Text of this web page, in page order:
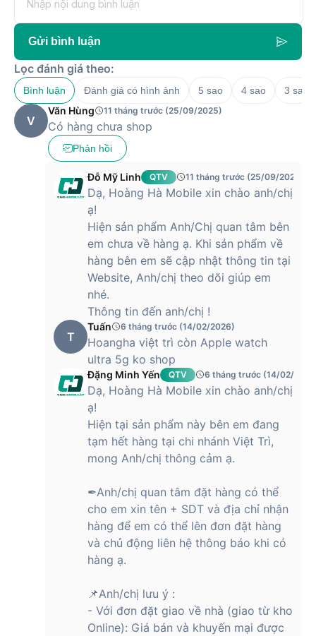
Độ bền
Chống nước ở độ sâu 100m
Chống bụi IP6X
Lặn giải trí với bình dưỡng khí ở độ
Đạt tiêu chuẩn MIL-STD-810H ở 8
Độ dài dây Vừa với cổ tay cỡ 130 - 210 mm
Màn hình
Retina Luôn Bật với OLED góc rộng
và LTPO3
Mặt kính Sapphire phẳng
Độ phân giải 422x514 pixel
Tốc độ làm mới 1Hz
Độ sáng tối đa 3000 nit
hướng chùm sóng và giảm tiếng ồn
của gió
Loa kép
Phát nhạc
Điều khiển
Nút Tác Vụ có thể tùy chỉnh
Nút sườn
Cử chỉ chạm hai lần và cử chỉ lắc cổ
tay
Siri
S10 với bộ xử lý lõi kép 64 bit
Dung lượng 64GB
Ứng dụng Oxi Trong Máu
Ứng dụng ECG
liệu hồi cứu
Ứng dụng Nhịp Tim: Thông báo nhịp
tim cao và thấp, Thông báo nhịp
không đều,...
Ứng dụng Thuốc
Ứng dụng Chú Tâm có tính năng theo
dõi trạng thái tinh thần
Ứng dụng Ngủ bao gồm các giai
đoạn ngủ: Điểm số giấc ngủ, Thông
báo ngưng thở khi ngủ,...
Gửi bình luận
Lọc đánh giá theo:
Bình luận Đánh giá có hình ảnh 5 sao 4 sao 3 sao
V
Văn Hùng 11 tháng trước (25/09/2025)
Có hàng chưa shop
Phản hồi
Đỗ Mỹ Linh QTV 11 tháng trước (25/09/2025)
Dạ, Hoàng Hà Mobile xin chào anh/chị
ạ!
Hiện sản phẩm Anh/Chị quan tâm bên
em chưa về hàng ạ. Khi sản phẩm về
hàng bên em sẽ cập nhật thông tin tại
Website, Anh/chị theo dõi giúp em
nhé.
Thông tin đến anh/chị !
T
Tuấn 6 tháng trước (14/02/2026)
Hoangha việt trì còn Apple watch
ultra 5g ko shop
Đặng Minh Yến QTV 6 tháng trước (14/02/
Dạ, Hoàng Hà Mobile xin chào anh/chị
ạ!
Hiện tại sản phẩm này bên em đang
tạm hết hàng tại chi nhánh Việt Trì,
mong Anh/chị thông cảm ạ.
✒Anh/chị quan tâm đặt hàng có thể
cho em xin tên + SDT và địa chỉ nhận
hàng để em có thể lên đơn đặt hàng
và chủ động liên hệ thông báo khi có
hàng ạ.
📌Anh/chị lưu ý :
- Với đơn đặt giao về nhà (giao từ kho
Online): Giá bán và khuyến mại được